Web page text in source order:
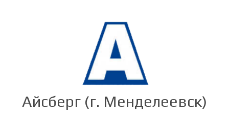
Айсберг (г. Менделеевск)